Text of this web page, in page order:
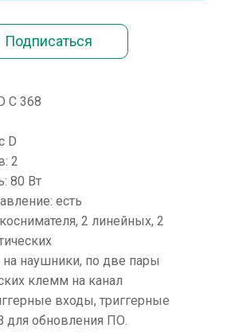
C 368
D
2
80 Вт
есть
2 линейных, 2
наушники, по две пары
клемм на канал
входы, триггерные
для обновления ПО.